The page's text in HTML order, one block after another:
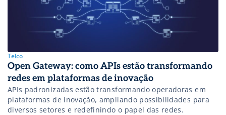
Telco
Open Gateway: como APIs estão transformando
redes em plataformas de inovação
APIs padronizadas estão transformando operadoras em
plataformas de inovação, ampliando possibilidades para
diversos setores e redefinindo o papel das redes.